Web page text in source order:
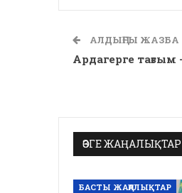
АЛДЫҢҒЫ ЖАЗБА
Ардагерге тағзым
ӨЗГЕ ЖАҢАЛЫҚТАР
БАСТЫ ЖАҢАЛЫҚТАР